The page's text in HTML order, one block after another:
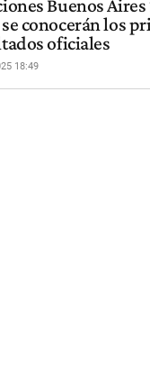
Buenos Aires
conocerán los
oficiales
18:49